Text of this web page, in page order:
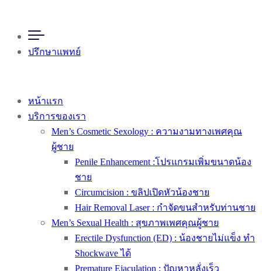
ปรึกษาแพทย์
หน้าแรก
บริการของเรา
Men’s Cosmetic Sexology : ความงามทางเพศคุณ
ผู้ชาย
Penile Enhancement :โปรแกรมเพิ่มขนาดน้อง
ชาย
Circumcision : ขลิปเปิดหัวน้องชาย
Hair Removal Laser : กำจัดขนสำหรับท่านชาย
Men’s Sexual Health : สุขภาพเพศคุณผู้ชาย
Erectile Dysfunction (ED) : น้องชายไม่แข็ง ทำ
Shockwave ได้
Premature Ejaculation : ปัญหาหลั่งเร็ว